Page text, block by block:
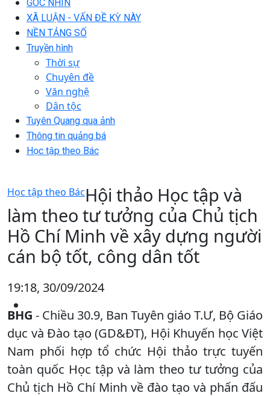
GÓC NHÌN
XÃ LUẬN - VẤN ĐỀ KỲ NÀY
NỀN TẢNG SỐ
Truyền hình
Thời sự
Chuyên đề
Văn nghệ
Dân tộc
Tuyên Quang qua ảnh
Thông tin quảng bá
Học tập theo Bác
Học tập theo BácHội thảo Học tập và
làm theo tư tưởng của Chủ tịch
Hồ Chí Minh về xây dựng người
cán bộ tốt, công dân tốt
19:18, 30/09/2024
BHG - Chiều 30.9, Ban Tuyên giáo T.Ư, Bộ Giáo
dục và Đào tạo (GD&ĐT), Hội Khuyến học Việt
Nam phối hợp tổ chức Hội thảo trực tuyến
toàn quốc Học tập và làm theo tư tưởng của
Chủ tịch Hồ Chí Minh về đào tạo và phấn đấu